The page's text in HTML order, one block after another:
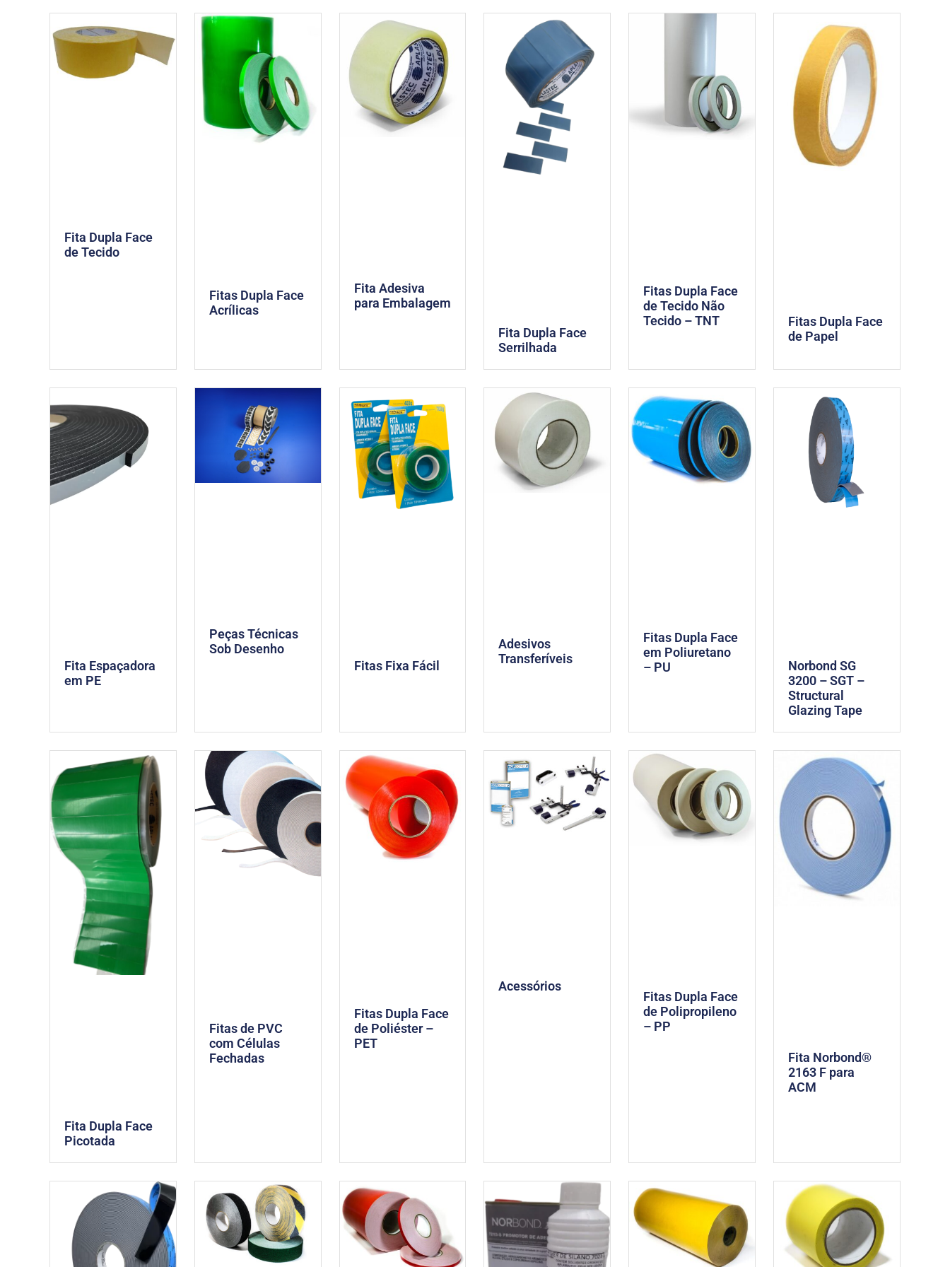
Fita Dupla Face
de Tecido
Fitas Dupla Face
Acrílicas
Fita Adesiva
para Embalagem
Fita Dupla Face
Serrilhada
Fitas Dupla Face
de Tecido Não
Tecido – TNT
Fitas Dupla Face
de Papel
Fita Espaçadora
em PE
Peças Técnicas
Sob Desenho
Fitas Fixa Fácil
Adesivos
Transferíveis
Fitas Dupla Face
em Poliuretano
– PU
Norbond SG
3200 – SGT –
Structural
Glazing Tape
Fita Dupla Face
Picotada
Fitas de PVC
com Células
Fechadas
Fitas Dupla Face
de Poliéster –
PET
Acessórios
Fitas Dupla Face
de Polipropileno
– PP
Fita Norbond®
2163 F para
ACM